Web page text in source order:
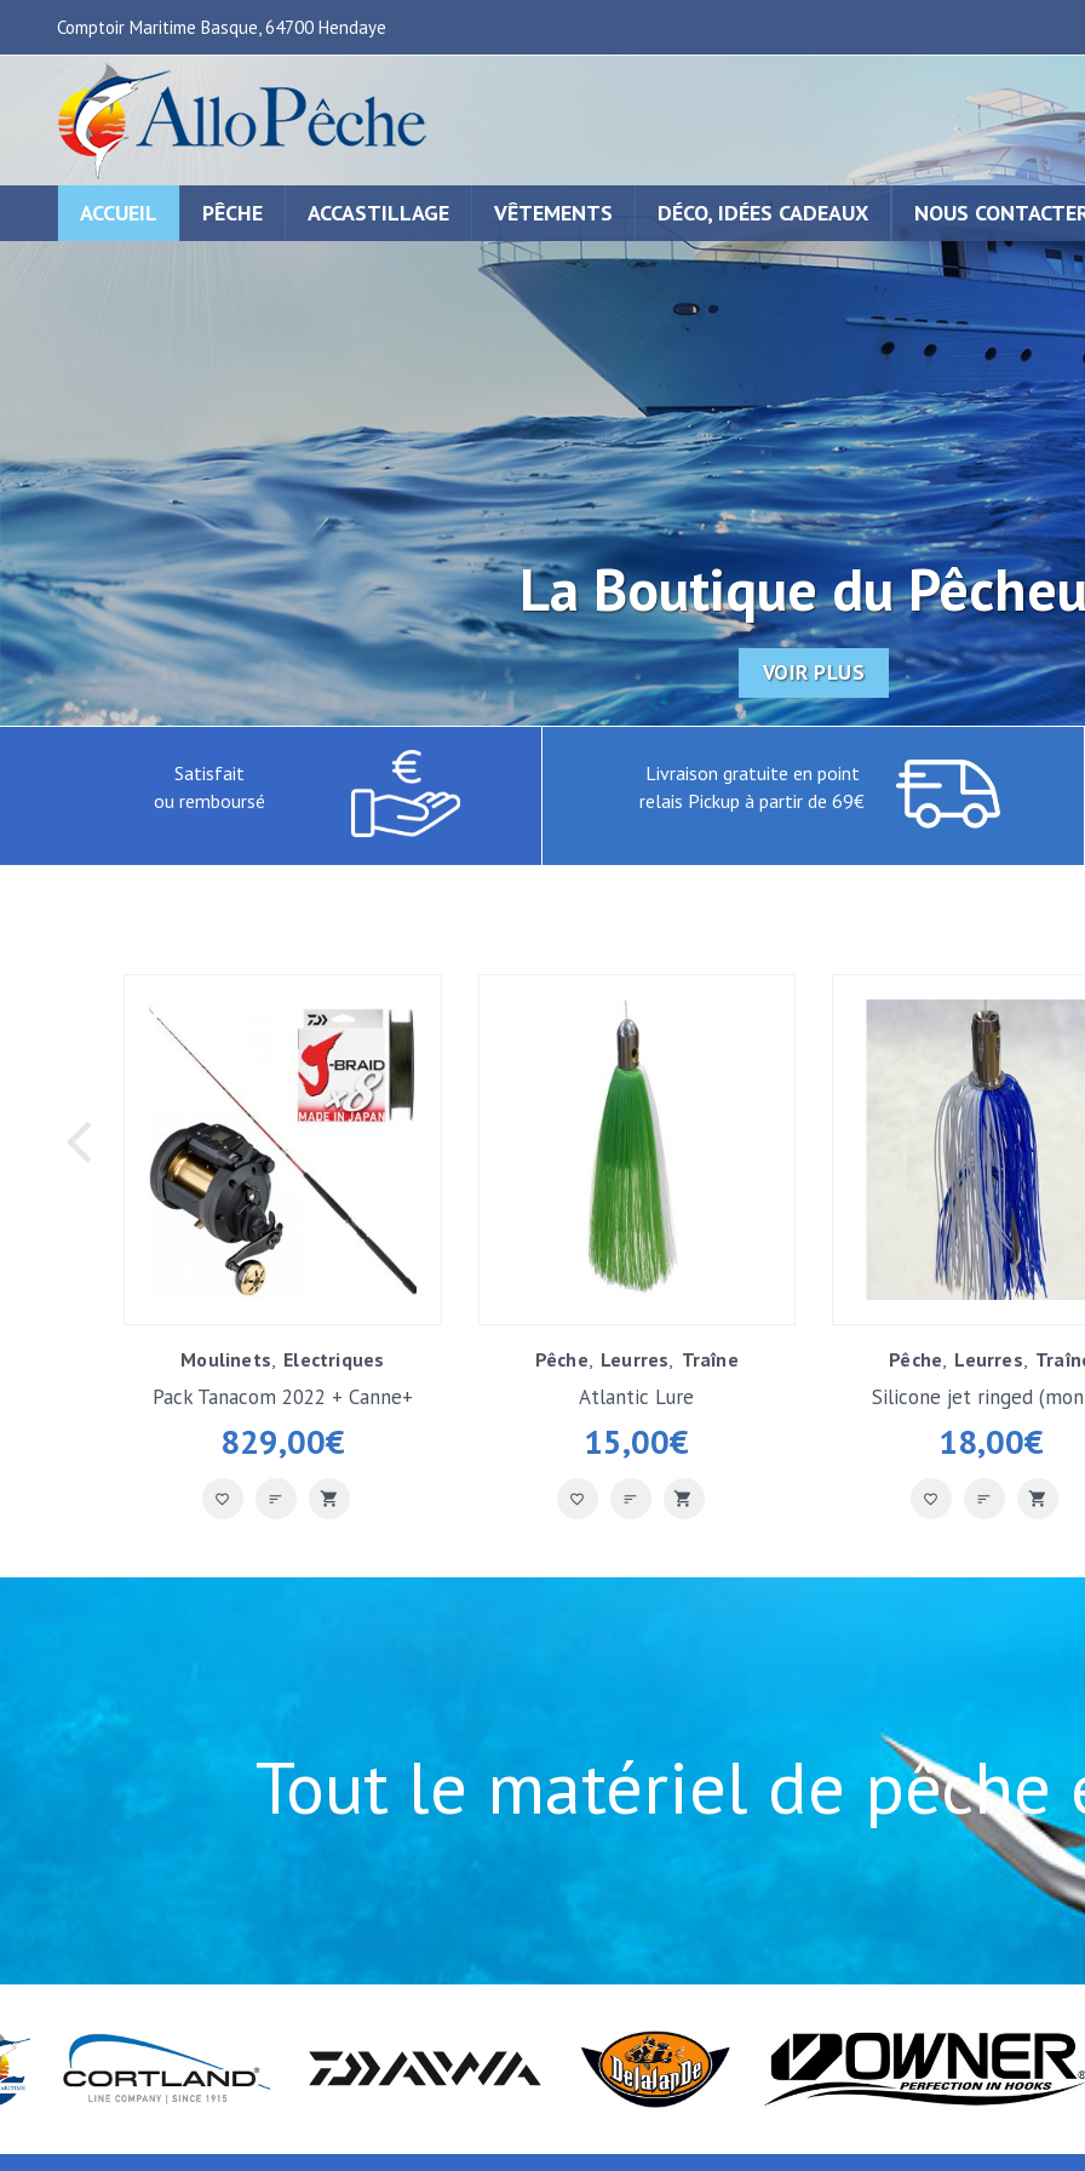
Comptoir Maritime Basque, 64700 Hendaye
ACCUEIL PÊCHE ACCASTILLAGE VÊTEMENTS DÉCO, IDÉES CADEAUX NOUS
La Boutique du
VOIR PLUS
La Boutique du
VOIR PLUS
Satisfait
ou remboursé
Livraison gratuite en point
relais Pickup à partir de 69€
Moulinets Electriques
829,00€
Pack Tanacom 2022 + Canne+
Tresse
Pêche Leurres Traîne
15,00€
Atlantic Lure
Pêche Leurres
18,00€
Silicone jet ringed
Tout le matériel de pêche